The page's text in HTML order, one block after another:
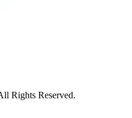
Rights Reserved.